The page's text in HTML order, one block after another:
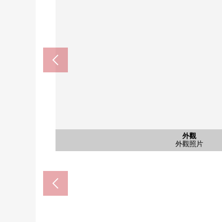
外觀
外觀照片
其他
當地照片
停車場
停車場
入口
入口路徑
其他
腳踏車停放處
共有部分
垃圾集聚地
停車場
停車場
其他
腳踏車停放處
外觀
外觀照片
停車場
停車場
停車場
停車場
外觀
外觀照片
在仙台市立上杉山通小學(約
步行9分鐘
在仙台市立上杉山中學(約
步行5分鐘
"北四番丁"車站(市營地下鐵南北線)
步行12分鐘
永旺夢樂城仙台上杉(約
步行4分鐘
TSURUHA藥品仙台上杉店(
步行6分鐘
七十七銀行上杉分店(約
步行6分鐘
Youk-Benimaru仙台上杉店(
步行6分鐘
仙台福利醫院(約540m)
步行7分鐘